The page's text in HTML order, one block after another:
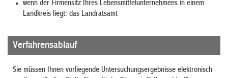
wenn der Firmensitz Ihres Lebensmittelunternehmens in einem
Landkreis liegt: das Landratsamt
Verfahrensablauf
Sie müssen Ihnen vorliegende Untersuchungsergebnisse elektronisch